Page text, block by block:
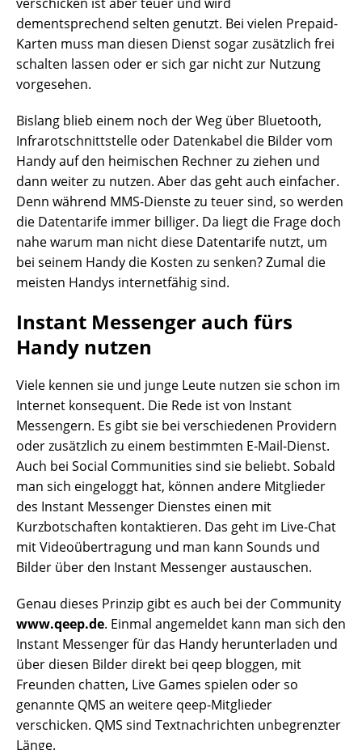
dementsprechend selten genutzt. Bei vielen Prepaid-
Karten muss man diesen Dienst sogar zusätzlich frei
schalten lassen oder er sich gar nicht zur Nutzung
vorgesehen.
Bislang blieb einem noch der Weg über Bluetooth,
Infrarotschnittstelle oder Datenkabel die Bilder vom
Handy auf den heimischen Rechner zu ziehen und
dann weiter zu nutzen. Aber das geht auch einfacher.
Denn während MMS-Dienste zu teuer sind, so werden
die Datentarife immer billiger. Da liegt die Frage doch
nahe warum man nicht diese Datentarife nutzt, um
bei seinem Handy die Kosten zu senken? Zumal die
meisten Handys internetfähig sind.
Instant Messenger auch fürs
Handy nutzen
Viele kennen sie und junge Leute nutzen sie schon im
Internet konsequent. Die Rede ist von Instant
Messengern. Es gibt sie bei verschiedenen Providern
oder zusätzlich zu einem bestimmten E-Mail-Dienst.
Auch bei Social Communities sind sie beliebt. Sobald
man sich eingeloggt hat, können andere Mitglieder
des Instant Messenger Dienstes einen mit
Kurzbotschaften kontaktieren. Das geht im Live-Chat
mit Videoübertragung und man kann Sounds und
Bilder über den Instant Messenger austauschen.
Genau dieses Prinzip gibt es auch bei der Community
www.qeep.de. Einmal angemeldet kann man sich den
Instant Messenger für das Handy herunterladen und
über diesen Bilder direkt bei qeep bloggen, mit
Freunden chatten, Live Games spielen oder so
genannte QMS an weitere qeep-Mitglieder
verschicken. QMS sind Textnachrichten unbegrenzter
Länge.